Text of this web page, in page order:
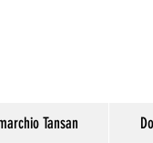
Tansan